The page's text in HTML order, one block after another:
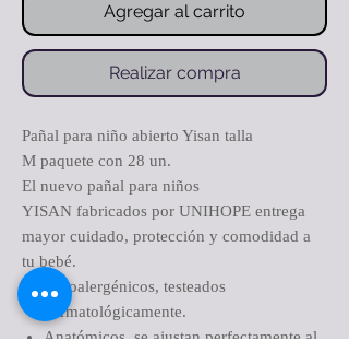
Agregar al carrito
Realizar compra
Pañal para niño abierto Yisan talla
M paquete con 28 un.
El nuevo pañal para niños
YISAN fabricados por UNIHOPE entrega
mayor cuidado, protección y comodidad a
tu bebé.
Hipoalergénicos, testeados
dermatológicamente.
Anatómicos, se ajustan perfectamente al